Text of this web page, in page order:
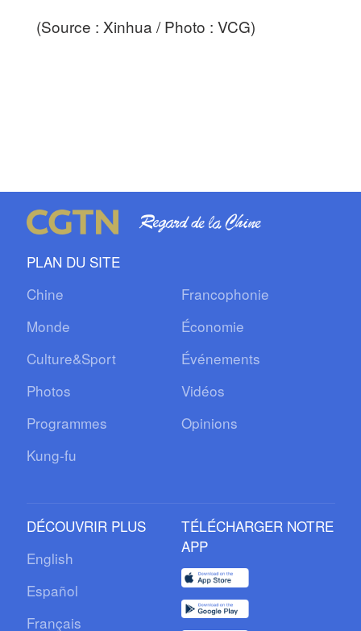
(Source : Xinhua / Photo : VCG)
PLAN DU SITE
Chine
Francophonie
Monde
Économie
Culture&Sport
Événements
Photos
Vidéos
Programmes
Opinions
Kung-fu
DÉCOUVRIR PLUS
English
Español
Français
TÉLÉCHARGER NOTRE
APP